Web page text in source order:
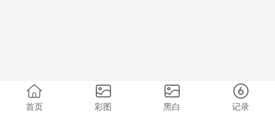
首页 彩图 黑白 记录